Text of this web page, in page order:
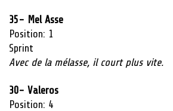
35- Mel Asse
Position: 1
Sprint
Avec de la mélasse, il court plus vite.
30- Valeros
Position: 4